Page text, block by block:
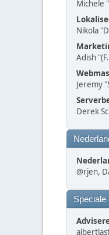
Michele
Nikola
Adish
Jeremy
Derek
@rjen,
Speciale